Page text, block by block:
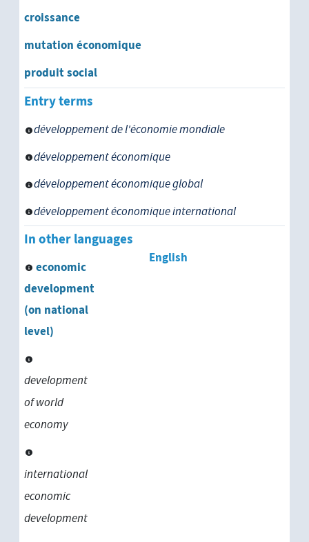
sous-développement
croissance
mutation économique
produit social
Entry terms
développement de l'économie mondiale
développement économique
développement économique global
développement économique international
In other languages
English
economic
development
(on national
level)
development
of world
economy
international
economic
development